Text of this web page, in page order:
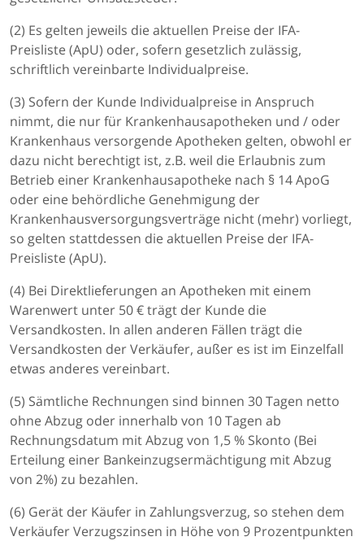
(2) Es gelten jeweils die aktuellen Preise der IFA-
Preisliste (ApU) oder, sofern gesetzlich zulässig,
schriftlich vereinbarte Individualpreise.
(3) Sofern der Kunde Individualpreise in Anspruch
nimmt, die nur für Krankenhausapotheken und / oder
Krankenhaus versorgende Apotheken gelten, obwohl er
dazu nicht berechtigt ist, z.B. weil die Erlaubnis zum
Betrieb einer Krankenhausapotheke nach § 14 ApoG
oder eine behördliche Genehmigung der
Krankenhausversorgungsverträge nicht (mehr) vorliegt,
so gelten stattdessen die aktuellen Preise der IFA-
Preisliste (ApU).
(4) Bei Direktlieferungen an Apotheken mit einem
Warenwert unter 50 € trägt der Kunde die
Versandkosten. In allen anderen Fällen trägt die
Versandkosten der Verkäufer, außer es ist im Einzelfall
etwas anderes vereinbart.
(5) Sämtliche Rechnungen sind binnen 30 Tagen netto
ohne Abzug oder innerhalb von 10 Tagen ab
Rechnungsdatum mit Abzug von 1,5 % Skonto (Bei
Erteilung einer Bankeinzugsermächtigung mit Abzug
von 2%) zu bezahlen.
(6) Gerät der Käufer in Zahlungsverzug, so stehen dem
Verkäufer Verzugszinsen in Höhe von 9 Prozentpunkten